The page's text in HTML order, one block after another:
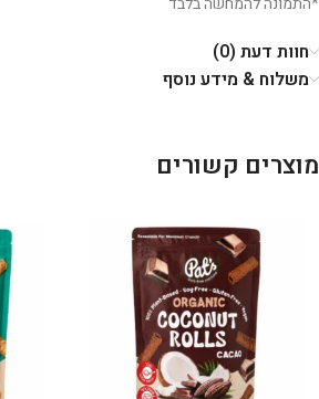
חוות דעת (0)
משלוח & מידע נוסף
מוצרים קשורים